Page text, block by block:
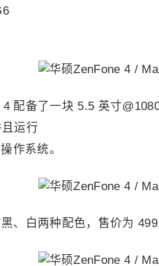
配备了一块 5.5 英寸
运行
作系统。
、白两种配色，售价为